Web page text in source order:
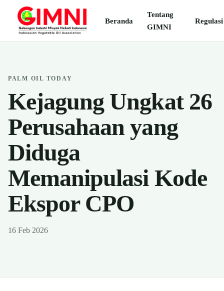
Beranda
Tentang
GIMNI
Regulasi
PALM OIL TODAY
Kejagung Ungkat 26
Perusahaan yang
Diduga
Memanipulasi Kode
Ekspor CPO
16 Feb 2026